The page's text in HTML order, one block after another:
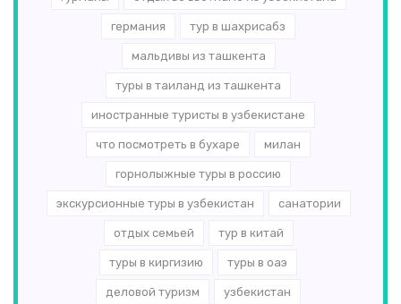
германия тур в шахрисабз
мальдивы из ташкента
туры в таиланд из ташкента
иностранные туристы в узбекистане
что посмотреть в бухаре милан
горнолыжные туры в россию
экскурсионные туры в узбекистан санатории
отдых семьей тур в китай
туры в киргизию туры в оаэ
деловой туризм узбекистан